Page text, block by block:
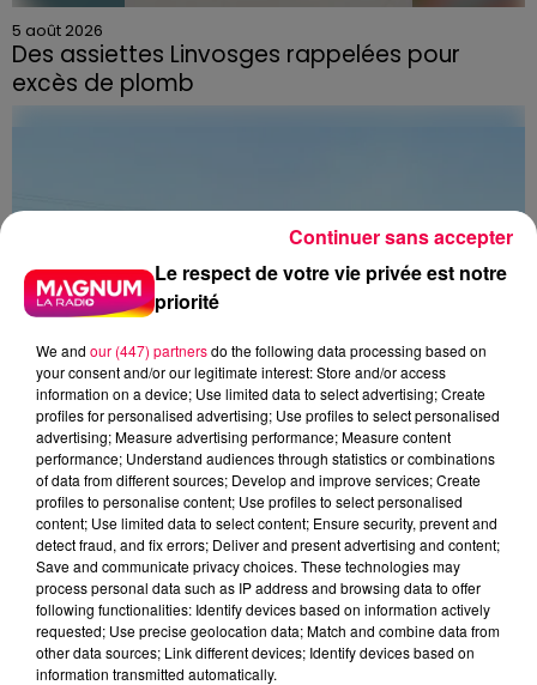
5 août 2026
Des assiettes Linvosges rappelées pour
excès de plomb
Du plomb a été détecté dans deux assiettes en
3 août 2026
PRÉVIFEUX : "il faut avoir une culture du risque"
dans les Vosges
Le respect de votre vie privée est notre
priorité
We and our (447) partnersdo the following data processing based on
your consent and/or our legitimate interest: Store and/or access
information on a device; Use limited data to select advertising; Create
profiles for personalised advertising; Use profiles to select personalised
advertising; Measure advertising performance; Measure content
performance; Understand audiences through statistics or combinations
of data from different sources; Develop and improve services; Create
profiles to personalise content; Use profiles to select personalised
content; Use limited data to select content; Ensure security, prevent and
detect fraud, and fix errors; Deliver and present advertising and content;
Save and communicate privacy choices. These technologies may
process personal data such as IP address and browsing data to offer
following functionalities: Identify devices based on information actively
requested; Use precise geolocation data; Match and combine data from
other data sources; Link different devices; Identify devices based on
information transmitted automatically.
Continuer sans accepter